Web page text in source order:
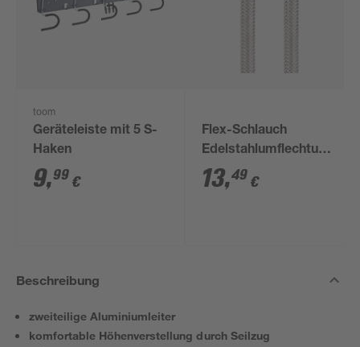
toom
Geräteleiste mit 5 S-
Haken
9,99 €
Flex-Schlauch
Edelstahlumflechtung
50 cm 3/8"
13,49 €
Beschreibung
zweiteilige Aluminiumleiter
komfortable Höhenverstellung durch Seilzug